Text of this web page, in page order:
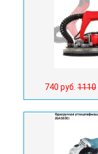
740 руб. 1110